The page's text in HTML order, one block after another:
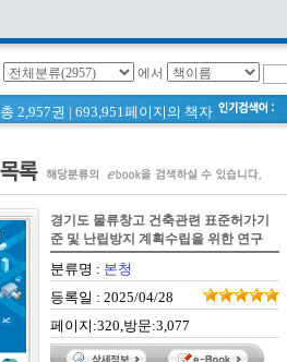
에서
총 2,957권 | 693,951페이지의 책자
경기도 물류창고 건축관련 표준허가기
준 및 난립방지 계획수립을 위한 연구
분류명 : 본청
등록일 : 2025/04/28
페이지:320,방문:3,077